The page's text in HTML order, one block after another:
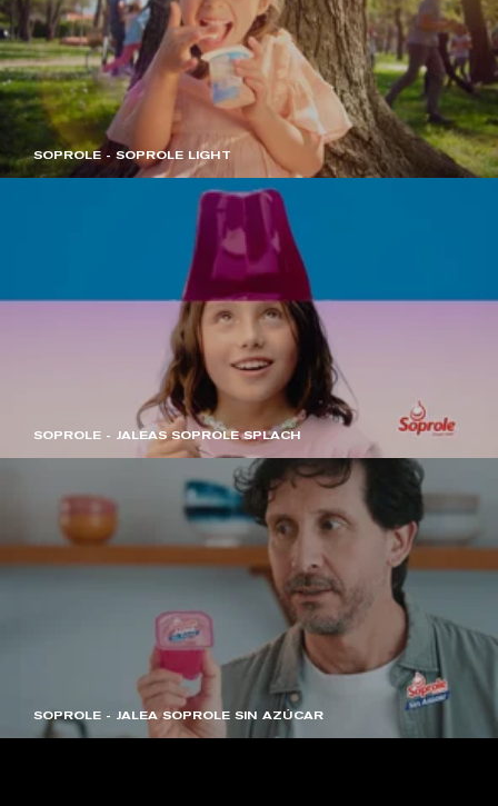
SOPROLE - SOPROLE LIGHT
SOPROLE - JALEAS SOPROLE SPLACH
SOPROLE - JALEA SOPROLE SIN AZÚCAR